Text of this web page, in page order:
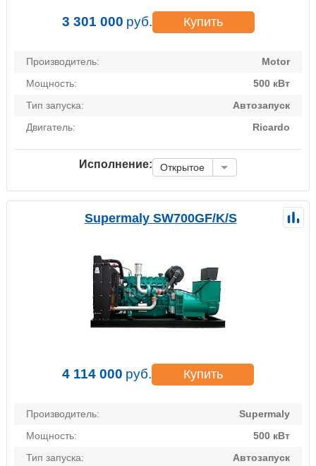
3 301 000 руб. Купить
Производитель:
Motor
Мощность:
500 кВт
Тип запуска:
Автозапуск
Двигатель:
Ricardo
Исполнение: Открытое
Supermaly SW700GF/K/S
4 114 000 руб. Купить
Производитель:
Supermaly
Мощность:
500 кВт
Тип запуска:
Автозапуск